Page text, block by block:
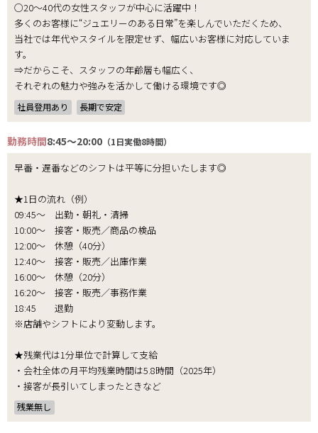
○20～40代の女性スタッフが中心に活躍中！
多くのお客様に“ジュエリーのある日常”を楽しんでいただくため、
当社では年代やスタイルを限定せず、幅広いお客様に対応していま
す。
⇒だからこそ、スタッフの年齢層も幅広く、
それぞれの魅力や強みを活かして働ける環境です◎
社員登用あり 長期で安定
勤務時間8:45～20:00 （1日実働8時間）
早番・遅番などのシフトは平等に分担いたします◎
★1日の流れ（例）
09:45～ 出勤・朝礼・清掃
10:00～ 接客・販売／商品の検品
12:00～ 休憩（40分）
12:40～ 接客・販売／出庫作業
16:00～ 休憩（20分）
16:20～ 接客・販売／事務作業
18:45 退勤
※店舗やシフトにより変動します。
★残業代は1分単位で計算して支給
・会社全体の月平均残業時間は5.8時間（2025年）
・接客が長引いてしまったときなど
残業無し